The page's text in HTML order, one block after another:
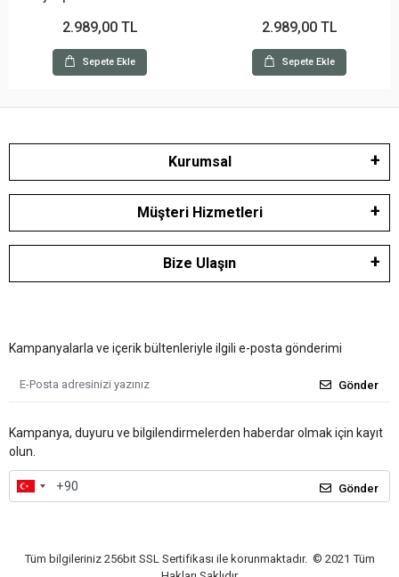
2.989,00 TL
Sepete Ekle
2.989,00 TL
Sepete Ekle
Kurumsal
Müşteri Hizmetleri
Bize Ulaşın
Kampanyalarla ve içerik bültenleriyle ilgili e-posta gönderimi
Gönder
Kampanya, duyuru ve bilgilendirmelerden haberdar olmak için kayıt
olun.
Gönder
Tüm bilgileriniz 256bit SSL Sertifikası ile korunmaktadır. © 2021 Tüm